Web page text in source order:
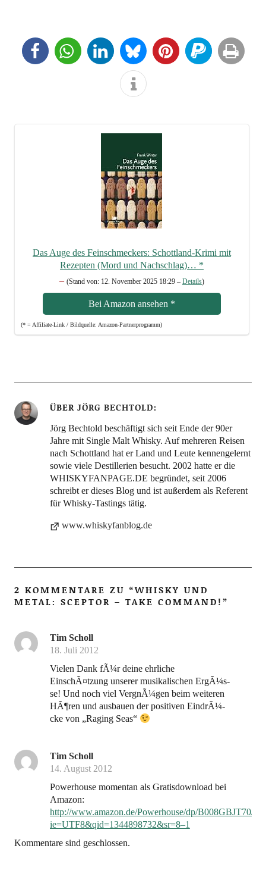
Das Auge des Fein­schme­ckers: Schott­land-Kri­mi mit
Rezep­ten (Mord und Nach­schlag)… *
– (Stand von: 12. Novem­ber 2025 18:29 – Details)
Bei Ama­zon anse­hen *
(* = Affi­lia­te-Link / Bild­quel­le: Amazon-Partnerprogramm)
ÜBER JÖRG BECHTOLD
Jörg Bechtold beschäftigt sich seit Ende der 90er
Jahre mit Single Malt Whisky. Auf mehreren Reisen
nach Schottland hat er Land und Leute kennengelernt
sowie viele Destillerien besucht. 2002 hatte er die
WHISKYFANPAGE.DE begründet, seit 2006
schreibt er dieses Blog und ist außerdem als Referent
für Whisky-Tastings tätig.
www.whiskyfanblog.de
2 KOMMENTARE ZU “WHISKY UND
METAL: SCEPTOR – TAKE COMMAND!”
Tim Scholl
18. Juli 2012
Vie­len Dank fÃ¼r dei­ne ehr­li­che
EinschÃ¤tzung unse­rer musi­ka­li­schen ErgÃ¼s­
se! Und noch viel Ver­gnÃ¼­gen beim wei­te­ren
HÃ¶ren und aus­bau­en der posi­ti­ven Ein­drÃ¼­
cke von „Raging Seas“
Tim Scholl
14. August 2012
Power­house momen­tan als Gra­tis­down­load bei
Ama­zon:
http://www.amazon.de/Powerhouse/dp/B008GBJT70/
ie=UTF8&qid=1344898732&sr=8–1
Kommentare sind geschlossen.